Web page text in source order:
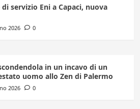
servizio Eni a Capaci, nuova
2026 0
in un incavo di un
uomo allo Zen di Palermo
2026 0